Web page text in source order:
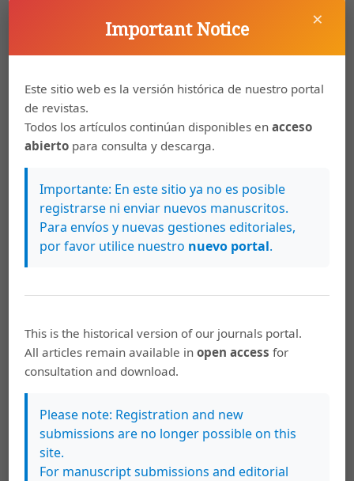
Vol. 31 No. 122 (2017)
June 21, 2017
Actualidades en Psicología
Vol. 30 No. 121 (2016)
June 27, 2016
Actualidades en Psicología
×
Important Notice
Este sitio web es la versión histórica de nuestro portal
de revistas.
Todos los artículos continúan disponibles enacceso
abierto para consulta y descarga.
Importante: En este sitio ya no es posible
registrarse ni enviar nuevos manuscritos.
Para envíos y nuevas gestiones editoriales,
por favor utilice nuestro nuevo portal.
This is the historical version of our journals portal.
All articles remain available inopen access for
consultation and download.
Please note: Registration and new
submissions are no longer possible on this
site.
For manuscript submissions and editorial